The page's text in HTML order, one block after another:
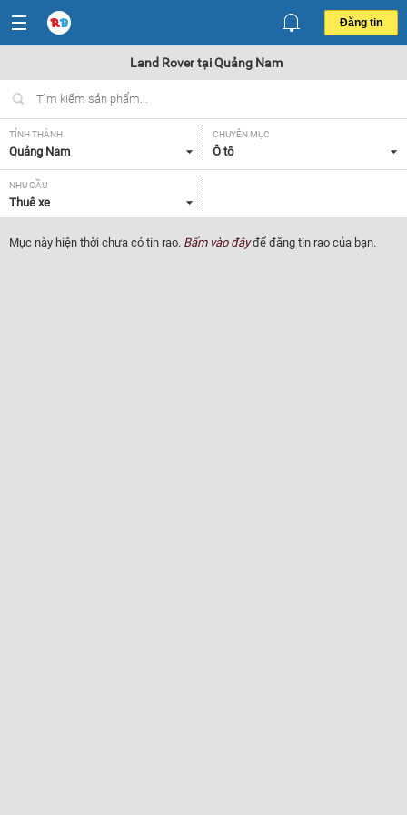
Đăng tin
Land Rover tại Quảng Nam
TỈNH THÀNH
Quảng Nam
CHUYÊN MỤC
Ô tô
NHU CẦU
Thuê xe
Mục này hiện thời chưa có tin rao. Bấm vào đâyđể đăng tin rao của bạn.